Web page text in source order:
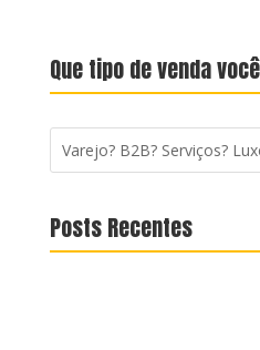
Que tipo de venda
Posts Recentes